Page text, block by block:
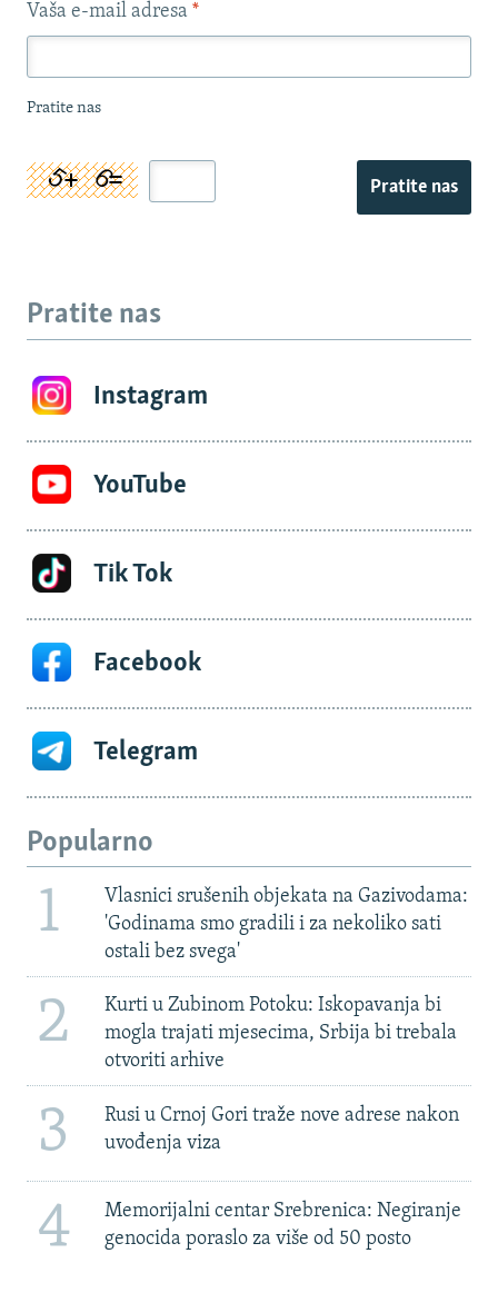
Vaša e-mail adresa *
Pratite nas
Pratite nas
Pratite nas
Instagram
YouTube
Tik Tok
Facebook
Telegram
Popularno
1
Vlasnici srušenih objekata na Gazivodama:
'Godinama smo gradili i za nekoliko sati
ostali bez svega'
2
Kurti u Zubinom Potoku: Iskopavanja bi
mogla trajati mjesecima, Srbija bi trebala
otvoriti arhive
3
Rusi u Crnoj Gori traže nove adrese nakon
uvođenja viza
4
Memorijalni centar Srebrenica: Negiranje
genocida poraslo za više od 50 posto